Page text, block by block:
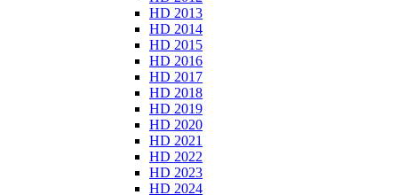
HD 2013
HD 2014
HD 2015
HD 2016
HD 2017
HD 2018
HD 2019
HD 2020
HD 2021
HD 2022
HD 2023
HD 2024